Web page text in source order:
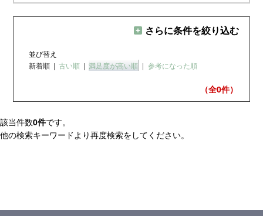
さらに条件を絞り込む
並び替え
新着順 | 古い順 | 満足度が高い順 | 参考になった順
（全0件）
該当件数0件です。
他の検索キーワードより再度検索をしてください。